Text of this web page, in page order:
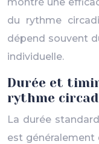
du rythme
dépend souvent
individuelle.
Durée et
rythme
La durée
est généralement